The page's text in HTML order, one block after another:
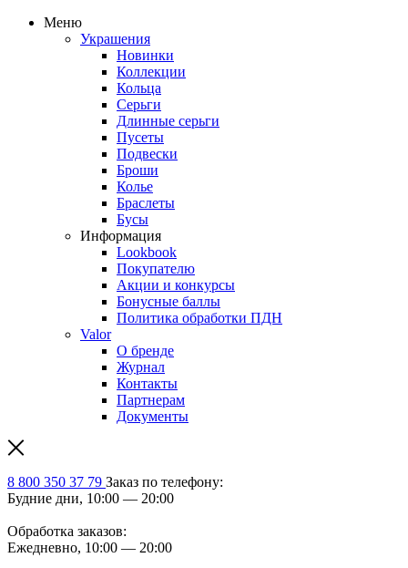
Меню
Украшения
Новинки
Коллекции
Кольца
Серьги
Длинные серьги
Пусеты
Подвески
Броши
Колье
Браслеты
Бусы
Информация
Lookbook
Покупателю
Акции и конкурсы
Бонусные баллы
Политика обработки ПДН
Valor
О бренде
Журнал
Контакты
Партнерам
Документы
8 800 350 37 79 Заказ по телефону:
Будние дни, 10:00 — 20:00
Обработка заказов:
Ежедневно, 10:00 — 20:00